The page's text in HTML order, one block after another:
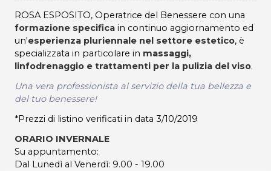
ROSA ESPOSITO, Operatrice del Benessere con una
formazione specifica in continuo aggiornamento ed
un'esperienza pluriennale nel settore estetico, è
specializzata in particolare in massaggi,
linfodrenaggio e trattamenti per la pulizia del viso.
Una vera professionista al servizio della tua bellezza e
del tuo benessere!
*Prezzi di listino verificati in data 3/10/2019
ORARIO INVERNALE
Su appuntamento:
Dal Lunedì al Venerdì: 9.00 - 19.00